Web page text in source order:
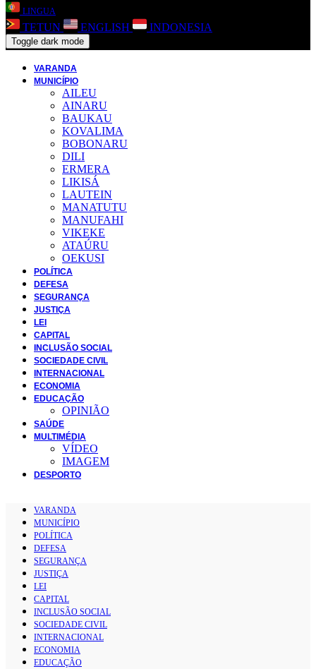
LINGUA
TETUN ENGLISH INDONESIA
Toggle dark mode
VARANDA
MUNICÍPIO
AILEU
AINARU
BAUKAU
KOVALIMA
BOBONARU
DILI
ERMERA
LIKISÁ
LAUTEIN
MANATUTU
MANUFAHI
VIKEKE
ATAÚRU
OEKUSI
POLÍTICA
DEFESA
SEGURANÇA
JUSTIÇA
LEI
CAPITAL
INCLUSÃO SOCIAL
SOCIEDADE CIVIL
INTERNACIONAL
ECONOMIA
EDUCAÇÃO
OPINIÃO
SAÚDE
MULTIMÉDIA
VÍDEO
IMAGEM
DESPORTO
VARANDA
MUNICÍPIO
POLÍTICA
DEFESA
SEGURANÇA
JUSTIÇA
LEI
CAPITAL
INCLUSÃO SOCIAL
SOCIEDADE CIVIL
INTERNACIONAL
ECONOMIA
EDUCAÇÃO